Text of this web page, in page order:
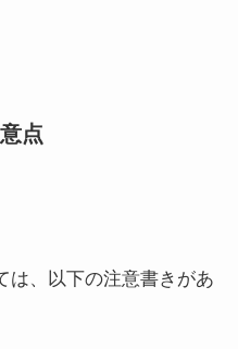
点
は、以下の注意書きがあ